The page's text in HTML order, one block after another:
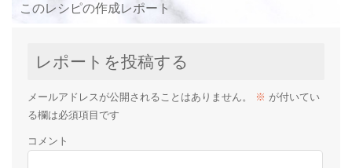
このレシピの作成レポート
レポートを投稿する
メールアドレスが公開されることはありません。 ※ が付いてい
る欄は必須項目です
コメント